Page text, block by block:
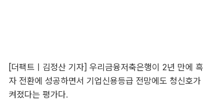
[더팩트ㅣ김정산 기자] 우리금융저축은행이 2년 만에 흑
자 전환에 성공하면서 기업신용등급 전망에도 청신호가
켜졌다는 평가다.